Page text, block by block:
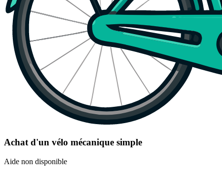
Achat d'un vélo mécanique simple
Aide non disponible